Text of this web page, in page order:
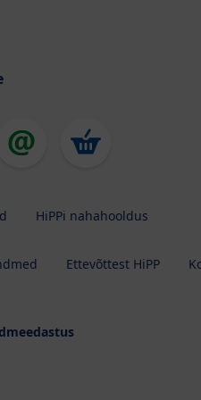
HiPPi nahahooldus
Ettevõttest HiPP